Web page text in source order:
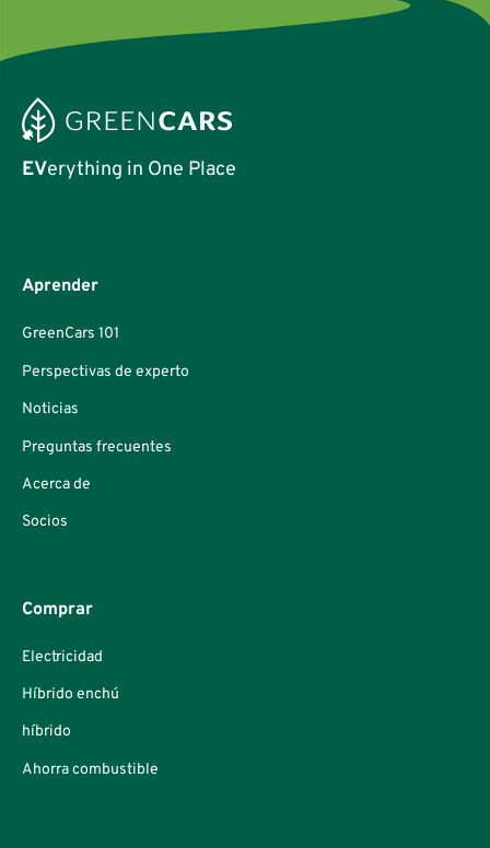
EVerything in One Place
Aprender
GreenCars 101
Perspectivas de experto
Noticias
Preguntas frecuentes
Acerca de
Socios
Comprar
Electricidad
Híbrido enchú
híbrido
Ahorra combustible